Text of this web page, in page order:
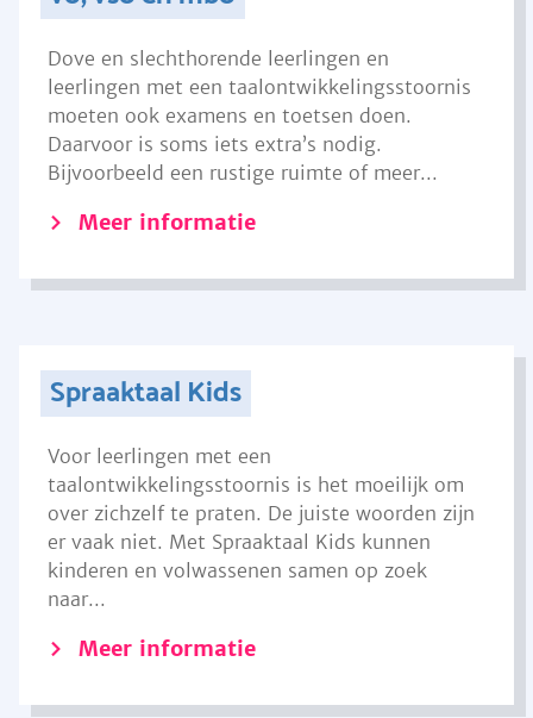
Dove en slechthorende leerlingen en
leerlingen met een taalontwikkelingsstoornis
moeten ook examens en toetsen doen.
Daarvoor is soms iets extra’s nodig.
Bijvoorbeeld een rustige ruimte of meer...
Meer informatie
Spraaktaal Kids
Voor leerlingen met een
taalontwikkelingsstoornis is het moeilijk om
over zichzelf te praten. De juiste woorden zijn
er vaak niet. Met Spraaktaal Kids kunnen
kinderen en volwassenen samen op zoek
naar...
Meer informatie